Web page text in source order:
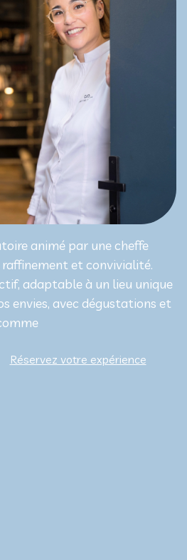
animé par une cheffe
et convivialité.
adaptable à un lieu unique
envies, avec dégustations et
Réservez votre expérience